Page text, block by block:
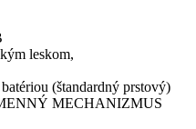
leskom,
(štandardný prstový)
MECHANIZMUS